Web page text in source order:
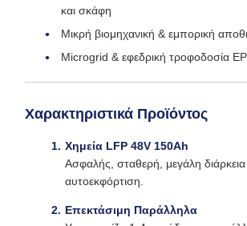
και σκάφη
Μικρή βιομηχανική & εμπορική
Microgrid & εφεδρική τροφοδοσία
Χαρακτηριστικά Προϊόντος
Χημεία LFP 48V 150Ah
Ασφαλής, σταθερή, μεγάλη
αυτοεκφόρτιση.
Επεκτάσιμη Παράλληλα